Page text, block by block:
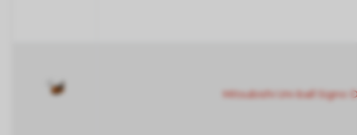
Mitsubishi Uni-ball Signo